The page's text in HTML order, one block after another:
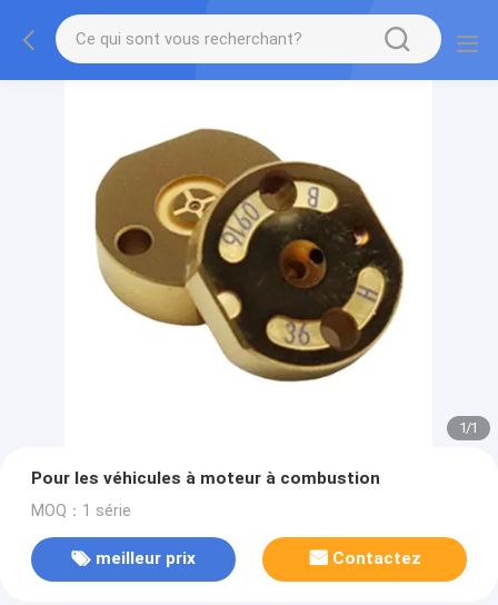
1/1
Pour les véhicules à moteur à combustion
MOQ：1 série
meilleur prix Contactez